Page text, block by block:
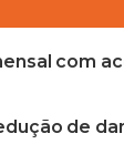
com
de